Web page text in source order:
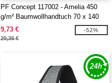
PF Concept 117002 - Amelia 450
g/m² Baumwollhandtuch 70 x 140
cm
9,73 €
20,36 €
-52%